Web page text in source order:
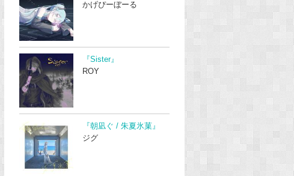
かげぴーぼーる
『Sister』
ROY
『朝凪ぐ / 朱夏氷菓』
ジグ